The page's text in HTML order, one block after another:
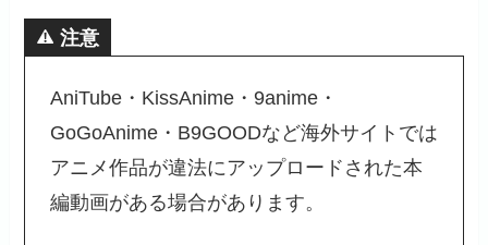
注意
AniTube・KissAnime・9anime・
GoGoAnime・B9GOODなど海外サイトでは
アニメ作品が違法にアップロードされた本
編動画がある場合があります。